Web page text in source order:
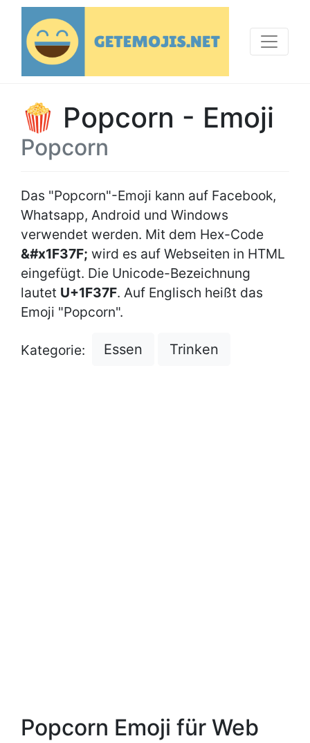
🍿 Popcorn - Emoji
Popcorn
Das "Popcorn"-Emoji kann auf Facebook,
Whatsapp, Android und Windows
verwendet werden. Mit dem Hex-Code
&#x1F37F; wird es auf Webseiten in HTML
eingefügt. Die Unicode-Bezeichnung
lautet U+1F37F. Auf Englisch heißt das
Emoji "Popcorn".
Kategorie: Essen Trinken
Popcorn Emoji für Web